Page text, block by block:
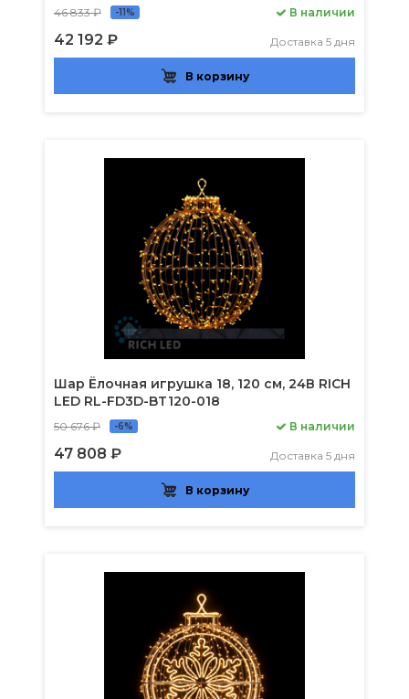
46 833 ₽ -11%
42 192 ₽
В наличии
Доставка 5 дня
В корзину
Шар Ёлочная игрушка 18, 120 см, 24В RICH
LED RL-FD3D-BT120-018
50 676 ₽ -6%
47 808 ₽
В наличии
Доставка 5 дня
В корзину